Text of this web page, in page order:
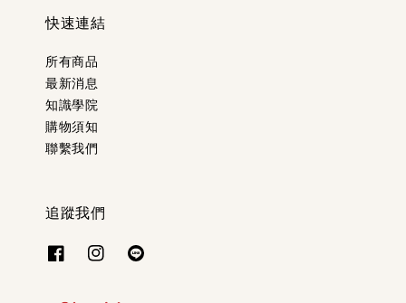
快速連結
所有商品
最新消息
知識學院
購物須知
聯繫我們
追蹤我們